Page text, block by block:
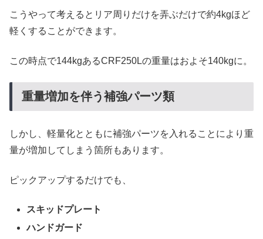
こうやって考えるとリア周りだけを弄ぶだけで約4kgほど
軽くすることができます。
この時点で144kgあるCRF250Lの重量はおよそ140kgに。
重量増加を伴う補強パーツ類
しかし、軽量化とともに補強パーツを入れることにより重
量が増加してしまう箇所もあります。
ピックアップするだけでも、
スキッドプレート
ハンドガード